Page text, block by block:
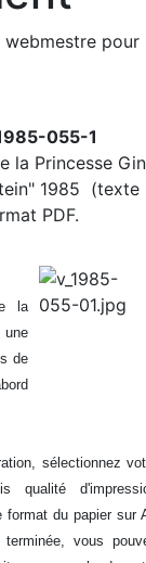
langues -
langues -
langues -
langues -
langues -
langues -
langues -
philatélie
3
pour
055-1
la Princesse
1985 (texte
PDF.
la
de
sélectionnez
qualité
format du papier sur
vous